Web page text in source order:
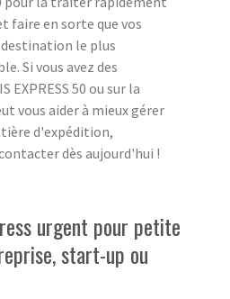
faire en sorte que vos
le plus
Si vous avez des
EXPRESS 50 ou sur la
vous aider à mieux gérer
d'expédition,
dès aujourd'hui !
urgent pour petite
start-up ou